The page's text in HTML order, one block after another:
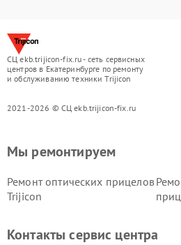
СЦ ekb.trijicon-fix.ru - сеть сервисных
центров в Екатеринбурге по ремонту
и обслуживанию техники Trijicon
2021-2026 © СЦ ekb.trijicon-fix.ru
Мы ремонтируем
Ремонт оптических прицелов
Trijicon
Контакты сервис центра